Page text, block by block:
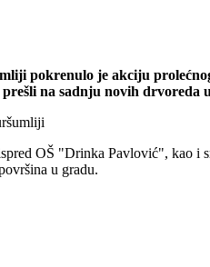
pokrenulo je akciju
na sadnju novih drvoreda
OŠ "Drinka Pavlović",
u gradu.